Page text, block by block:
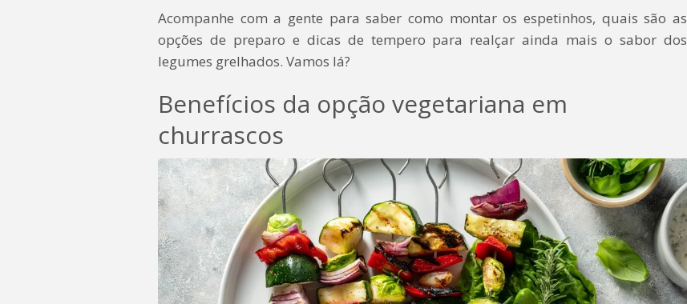
Acompanhe com a gente para saber como montar os espetinhos, quais são as
opções de preparo e dicas de tempero para realçar ainda mais o sabor dos
legumes grelhados. Vamos lá?
Benefícios da opção vegetariana em
churrascos